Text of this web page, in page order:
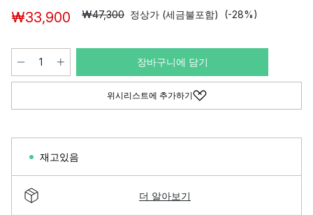
₩33,900 ₩47,300 정상가 (세금불포함) (-28%)
장바구니에 담기
위시리스트에 추가하기
재고있음
더 알아보기